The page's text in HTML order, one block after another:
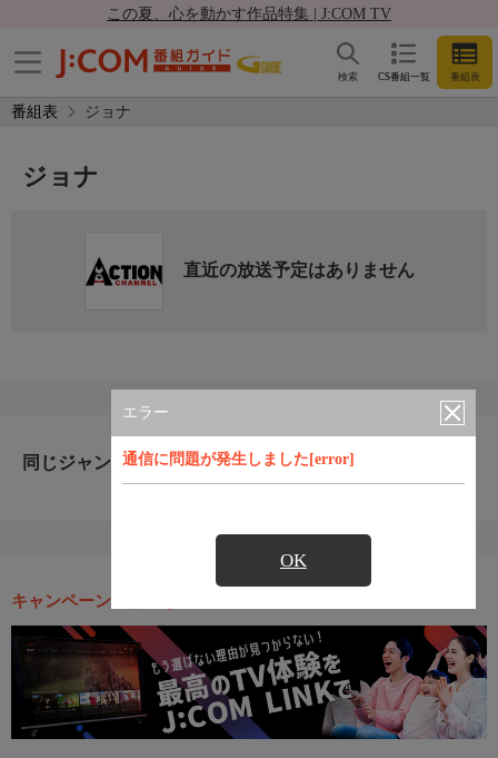
この夏、心を動かす作品特集 | J:COM TV
CS番組一覧 番組表
検索
番組表 ジョナ
エラー
通信に問題が発生しました[error]
OK
ジョナ
直近の放送予定はありません
同じジャンルのおすすめ番組
キャンペーン・お得な情報